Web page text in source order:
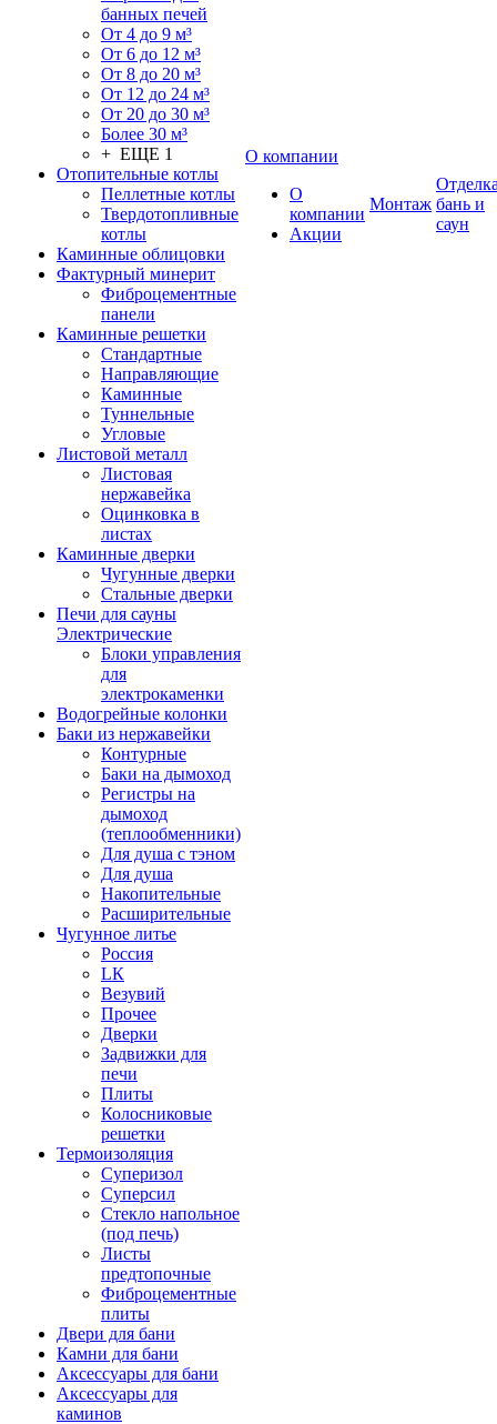
банных печей
От 4 до 9 м³
От 6 до 12 м³
От 8 до 20 м³
От 12 до 24 м³
От 20 до 30 м³
Более 30 м³
+ ЕЩЕ 1
Отопительные котлы
Пеллетные котлы
Твердотопливные
котлы
Каминные облицовки
Фактурный минерит
Фиброцементные
панели
Каминные решетки
Стандартные
Направляющие
Каминные
Туннельные
Угловые
Листовой металл
Листовая
нержавейка
Оцинковка в
листах
Каминные дверки
Чугунные дверки
Стальные дверки
Печи для сауны
Электрические
Блоки управления
для
электрокаменки
Водогрейные колонки
Баки из нержавейки
Контурные
Баки на дымоход
Регистры на
дымоход
(теплообменники)
Для душа с тэном
Для душа
Накопительные
Расширительные
Чугунное литье
Россия
LК
Везувий
Прочее
Дверки
Задвижки для
печи
Плиты
Колосниковые
решетки
Термоизоляция
Суперизол
Суперсил
Стекло напольное
(под печь)
Листы
предтопочные
Фиброцементные
плиты
Двери для бани
Камни для бани
Аксессуары для бани
Аксессуары для
каминов
О компании
О
компании
Акции
Монтаж бань и
саун